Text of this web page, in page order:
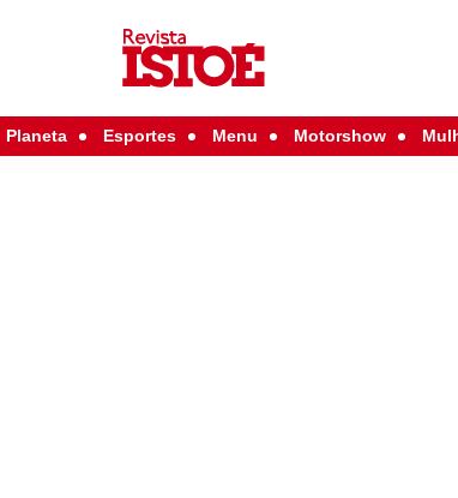
Planeta Esportes Menu Motorshow